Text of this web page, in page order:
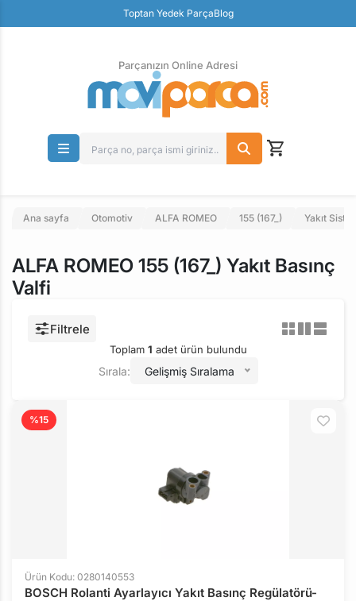
Toptan Yedek ParçaBlog
Parçanızın Online Adresi
Ana sayfa Otomotiv ALFA ROMEO 155 (167_) Yakıt
ALFA ROMEO 155 (167_) Yakıt Basınç
Valfi
Filtrele
Toplam 1 adet ürün bulundu
Sırala: Gelişmiş Sıralama
%15
Ürün Kodu: 0280140553
BOSCH Rolanti Ayarlayıcı Yakıt Basınç Regülatörü-